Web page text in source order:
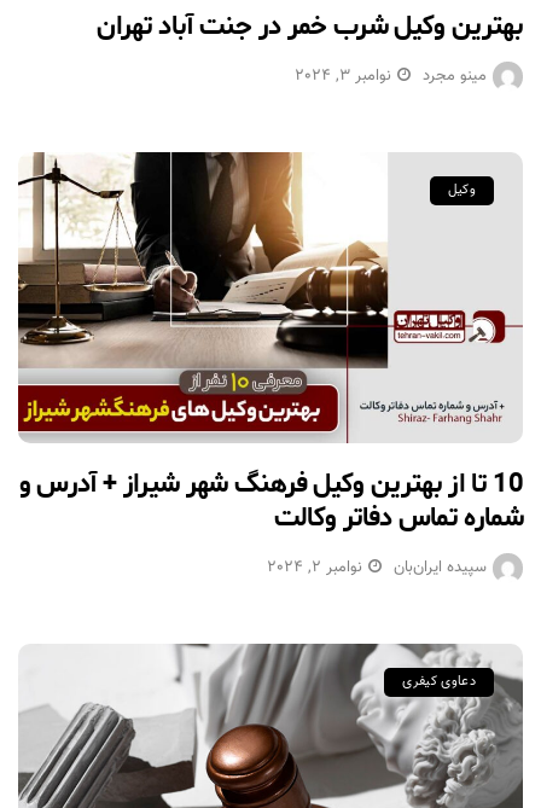
بهترین وکیل شرب خمر در جنت آباد تهران
مینو مجرد نوامبر 3, 2024
وکیل
10 تا از بهترین وکیل فرهنگ شهر شیراز + آدرس و
شماره تماس دفاتر وکالت
سپیده ایران‌بان نوامبر 2, 2024
دعاوی کیفری